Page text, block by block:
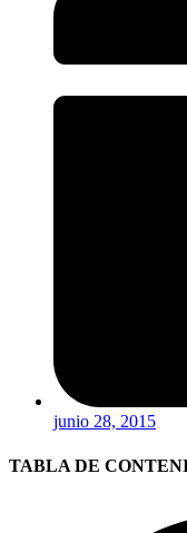
junio 28, 2015
TABLA DE